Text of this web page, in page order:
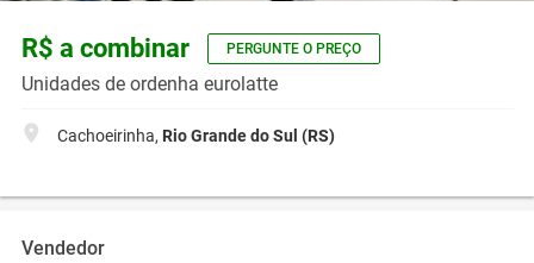
R$ a combinar PERGUNTE O PREÇO
Unidades de ordenha eurolatte
Cachoeirinha, Rio Grande do Sul (RS)
Vendedor